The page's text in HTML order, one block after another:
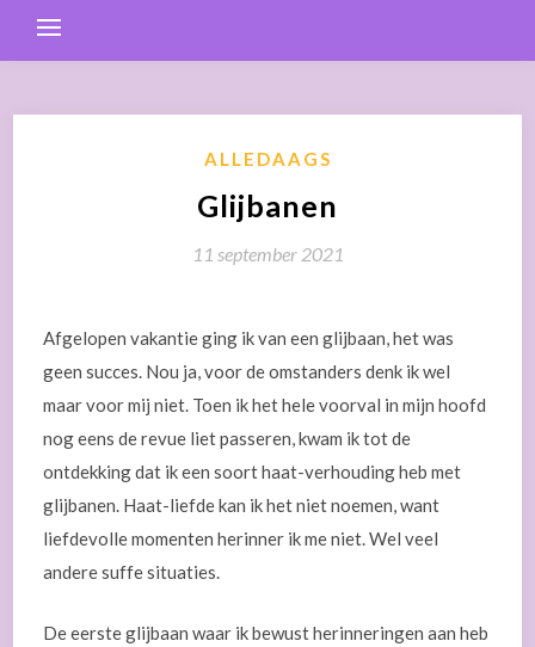
ALLEDAAGS
Glijbanen
11 september 2021
Afgelopen vakantie ging ik van een glijbaan, het was
geen succes. Nou ja, voor de omstanders denk ik wel
maar voor mij niet. Toen ik het hele voorval in mijn hoofd
nog eens de revue liet passeren, kwam ik tot de
ontdekking dat ik een soort haat-verhouding heb met
glijbanen. Haat-liefde kan ik het niet noemen, want
liefdevolle momenten herinner ik me niet. Wel veel
andere suffe situaties.
De eerste glijbaan waar ik bewust herinneringen aan heb